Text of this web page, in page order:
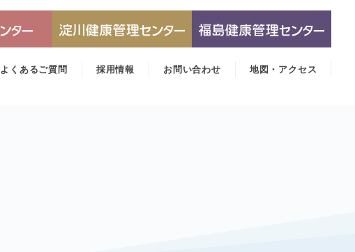
よくあるご質問 採用情報 お問い合わせ 地図・アクセス